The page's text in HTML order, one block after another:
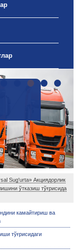
••••
Sug'urta» Акциядорлик
ўтказиш тўғрисида
камайтириш ва
тўғрисидаги